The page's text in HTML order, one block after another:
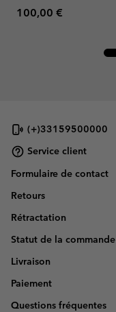
Regular price:
100,00 €
(+)33159500000
Service client
Formulaire de contact
Retours
Rétractation
Statut de la commande
Livraison
Paiement
Questions fréquentes